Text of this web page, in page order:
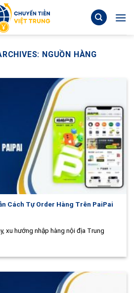
NGUỒN HÀNG
Cách Tự Order Hàng Trên PaiPai
xu hướng nhập hàng nội địa Trung